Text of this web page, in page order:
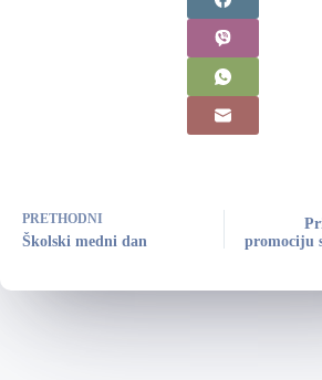
PRETHODNI
Školski medni dan
promociju